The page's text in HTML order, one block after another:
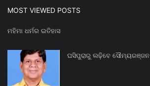
MOST VIEWED POSTS
ମହିମା ଧର୍ମର ଇତିହାସ
ଘସିପୁରାରୁ ଲଢ଼ିବେ ସୌମ୍ୟରଞ୍ଜନ